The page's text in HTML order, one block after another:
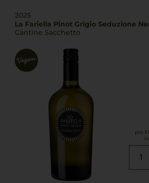
2025
La Fariella Pinot Grigio Seduzione
Cantine Sacchetto
pro